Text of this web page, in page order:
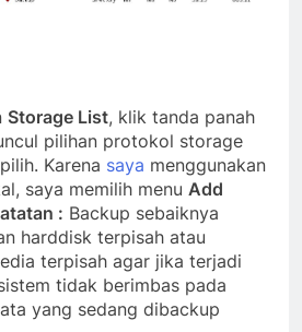
Storage List, klik tanda panah
pilihan protokol storage
Karena saya menggunakan
saya memilih menu Add
: Backup sebaiknya
harddisk terpisah atau
terpisah agar jika terjadi
tidak berimbas pada
yang sedang dibackup